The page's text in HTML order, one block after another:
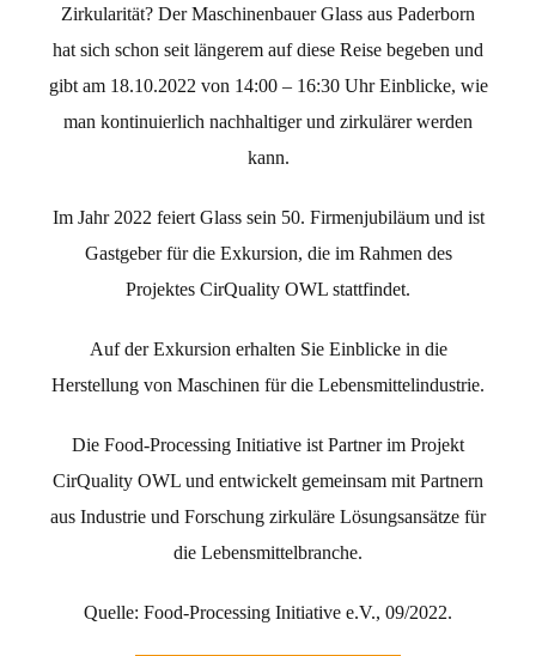
Zirkularität? Der Maschinenbauer Glass aus Paderborn
hat sich schon seit längerem auf diese Reise begeben und
gibt am 18.10.2022 von 14:00 – 16:30 Uhr Einblicke, wie
man kontinuierlich nachhaltiger und zirkulärer werden
kann.
Im Jahr 2022 feiert Glass sein 50. Firmenjubiläum und ist
Gastgeber für die Exkursion, die im Rahmen des
Projektes CirQuality OWL stattfindet.
Auf der Exkursion erhalten Sie Einblicke in die
Herstellung von Maschinen für die Lebensmittelindustrie.
Die Food-Processing Initiative ist Partner im Projekt
CirQuality OWL und entwickelt gemeinsam mit Partnern
aus Industrie und Forschung zirkuläre Lösungsansätze für
die Lebensmittelbranche.
Quelle: Food-Processing Initiative e.V., 09/2022.